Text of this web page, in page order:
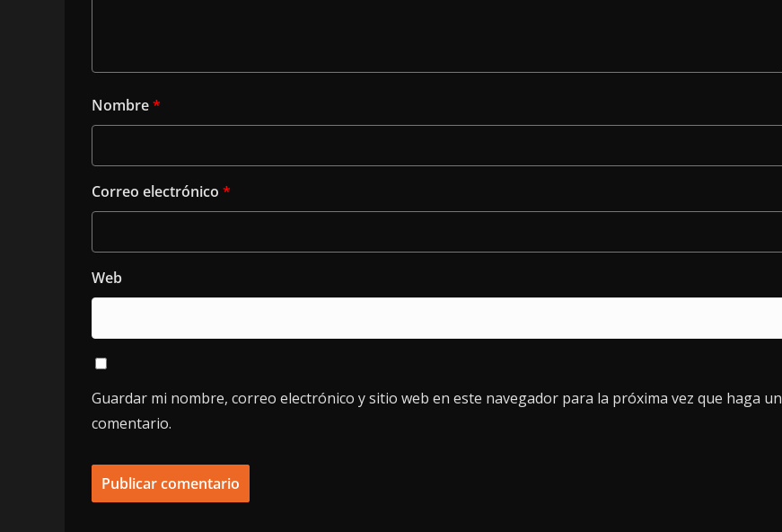
Nombre*
Correo electrónico *
Web
Guardar mi nombre, correo electrónico y sitio web en este navegador para la próxima vez que haga un
comentario.